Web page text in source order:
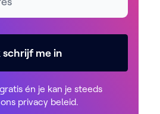
schrijf me in
én je kan je steeds
privacy beleid.